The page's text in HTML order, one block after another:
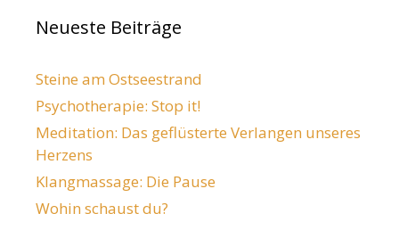
Neueste Beiträge
Steine am Ostseestrand
Psychotherapie: Stop it!
Meditation: Das geflüsterte Verlangen unseres
Herzens
Klangmassage: Die Pause
Wohin schaust du?